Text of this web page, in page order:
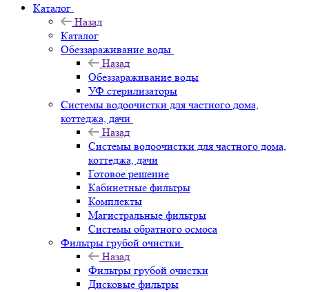
Каталог
Назад
Каталог
Обеззараживание воды
Назад
Обеззараживание воды
УФ стерилизаторы
Системы водоочистки для частного дома,
коттеджа, дачи
Назад
Системы водоочистки для частного дома,
коттеджа, дачи
Готовое решение
Кабинетные фильтры
Комплекты
Магистральные фильтры
Системы обратного осмоса
Фильтры грубой очистки
Назад
Фильтры грубой очистки
Дисковые фильтры